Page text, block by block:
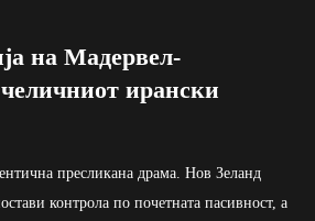
на Мадервел-
челичниот ирански
пресликана драма. Нов Зеланд
контрола по почетната пасивност, а